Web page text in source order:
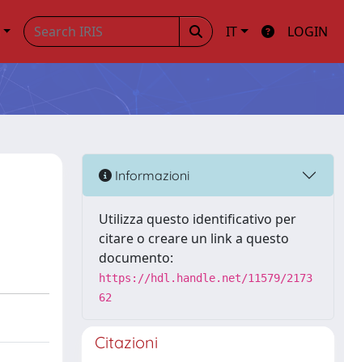
IT LOGIN
Informazioni
Utilizza questo identificativo per
citare o creare un link a questo
documento:
https://hdl.handle.net/11579/2173
62
Citazioni